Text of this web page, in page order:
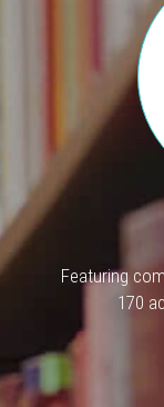
Featuring
170